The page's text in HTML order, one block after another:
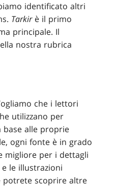
identificato altri
Tarkirè il primo
principale. Il
nostra rubrica
che i lettori
utilizzano per
alle proprie
ogni fonte è in grado
migliore per i dettagli
le illustrazioni
potrete scoprire altre